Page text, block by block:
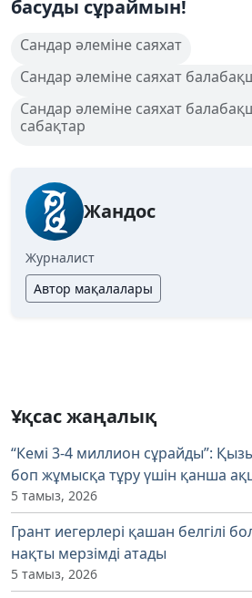
басуды сұраймын!
Сандар әлеміне саяхат
Сандар әлеміне саяхат
Сандар әлеміне саяхат
сабақтар
Жандос
Журналист
Автор мақалалары
Ұқсас жаңалық
“Кемі 3-4 миллион сұрайды”:
боп жұмысқа тұру үшін қанша
5 тамыз, 2026
Грант иегерлері қашан белгілі
нақты мерзімді атады
5 тамыз, 2026